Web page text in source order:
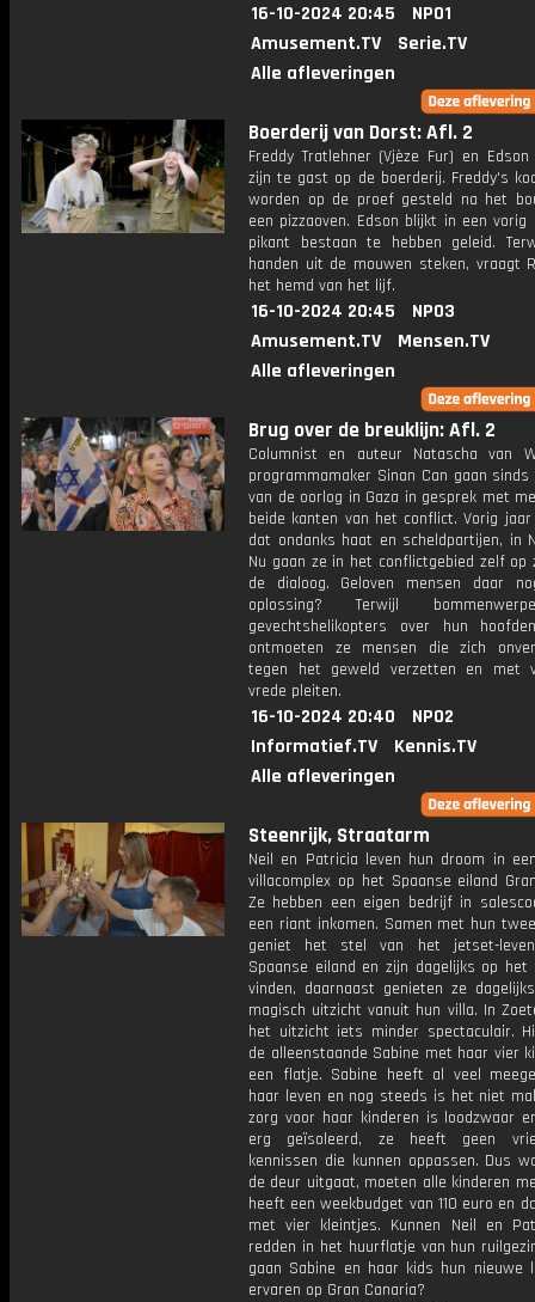
16-10-2024 20:45
NPO1
Amusement.TV
Serie.TV
Alle afleveringen
Boerderij van Dorst: Afl. 2
Freddy Tratlehner (Vjèze Fur) en
zijn te gast op de boerderij. Freddy's
worden op de proef gesteld na het
een pizzaoven. Edson blijkt in een vorig
pikant bestaan te hebben geleid.
handen uit de mouwen steken, vraagt
het hemd van het lijf.
16-10-2024 20:45
NPO3
Amusement.TV
Mensen.TV
Alle afleveringen
Brug over de breuklijn: Afl. 2
Columnist en auteur Natascha van
programmamaker Sinan Can gaan
van de oorlog in Gaza in gesprek met
beide kanten van het conflict. Vorig
dat ondanks haat en scheldpartijen, in
Nu gaan ze in het conflictgebied zelf op
de dialoog. Geloven mensen daar
oplossing? Terwijl
gevechtshelikopters over hun
ontmoeten ze mensen die zich
tegen het geweld verzetten en met
vrede pleiten.
16-10-2024 20:40
NPO2
Informatief.TV
Kennis.TV
Alle afleveringen
Steenrijk, Straatarm
Neil en Patricia leven hun droom in
villacomplex op het Spaanse eiland
Ze hebben een eigen bedrijf in
een riant inkomen. Samen met hun
geniet het stel van het jetset-
Spaanse eiland en zijn dagelijks op
vinden, daarnaast genieten ze
magisch uitzicht vanuit hun villa. In
het uitzicht iets minder spectaculair.
de alleenstaande Sabine met haar vier
een flatje. Sabine heeft al veel
haar leven en nog steeds is het niet
zorg voor haar kinderen is loodzwaar
erg geïsoleerd, ze heeft geen
kennissen die kunnen oppassen. Dus
de deur uitgaat, moeten alle kinderen
heeft een weekbudget van 110 euro en
met vier kleintjes. Kunnen Neil en
redden in het huurflatje van hun
gaan Sabine en haar kids hun nieuwe
ervaren op Gran Canaria?